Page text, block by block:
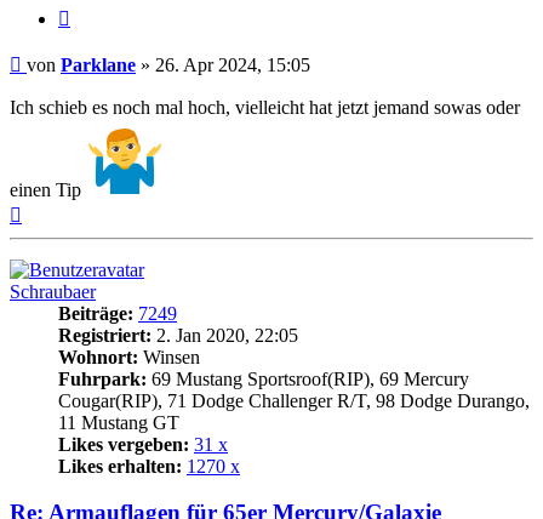
Beitrag
von Parklane » 26. Apr 2024, 15:05
Ich schieb es noch mal hoch, vielleicht hat jetzt jemand sowas oder
einen Tip
Schraubaer
Beiträge: 7249
Registriert: 2. Jan 2020, 22:05
Wohnort: Winsen
Fuhrpark: 69 Mustang Sportsroof(RIP), 69 Mercury
Cougar(RIP), 71 Dodge Challenger R/T, 98 Dodge Durango,
11 Mustang GT
Likes vergeben: 31 x
Likes erhalten: 1270 x
Re: Armauflagen für 65er Mercury/Galaxie